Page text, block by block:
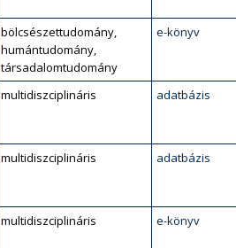
bölcsészettudomány,
humántudomány,
társadalomtudomány
e-könyv
multidiszciplináris adatbázis
multidiszciplináris adatbázis
multidiszciplináris e-könyv